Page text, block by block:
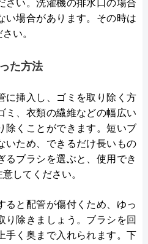
さい。洗濯機の排水口の場合
い場合があります。その時は
い。
た方法
に挿入し、ゴミを取り除く方
ミ、衣類の繊維などの幅広い
除くことができます。短いブ
いため、できるだけ長いもの
るブラシを選ぶと、使用でき
してください。
ると配管が傷付くため、ゆっ
り除きましょう。ブラシを回
手く奥まで入れられます。下